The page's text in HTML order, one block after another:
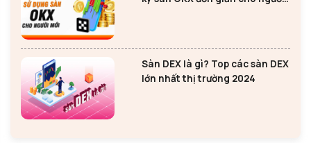
Sàn DEX là gì? Top các sàn DEX
lớn nhất thị trường 2024